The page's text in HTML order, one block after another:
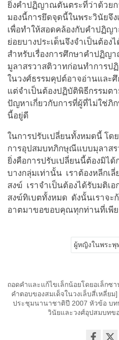
ยิ่งคำปฏิญาณตันตระที่ว่าด้วย
มองนี้การยึดจุดนี้ในพระวินัยจึ
เพื่อทำให้สอดคล้องกับคำปฏิญ
ย่อยบางประเด็นจึงจำเป็นต้อง
สำหรับเรื่องการศึกษาคำปฏิ
มูลาสรวาสติวาทก่อนทำการ
ในวงศ์ธรรมคุปต์อาจอ่านและ
แต่จำเป็นต้องปฏิบัติพิธีกรรมต
ปัญหาเกี่ยวกับการที่ผู้ที่ไม่ใช่
นี้อยู่ดี
ในการปรับเปลี่ยนทั้งหมดนี้ โด
การอุปสมบทภิกษุณีแบบมุลาสร
ยิ่งคือการปรับเปลี่ยนนี้ต้องมิไ
บางกลุ่มเท่านั้น เราต้องหลีกเ
สงฆ์ เราจำเป็นต้องได้รับมติเ
สงฆ์ทิเบตทั้งหมด ดังนั้นเราจะ
อาตมาขอขอบคุณทุกท่านที่เพีย
ผู้หญิงในพระพุ
ถอดคำและแก้ไขเล็กน้อยโดยอเล็กซ
คำตอบของสมเด็จในวงเล็บสี่เหลี่ย
ประชุมนานาชาติปี 2007 หัวข้อ บ
วินัยและวงศ์อุปสมบทข